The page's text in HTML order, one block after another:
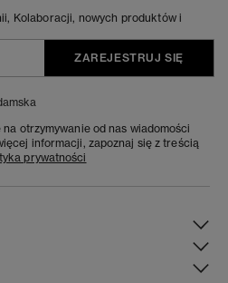
Kolaboracji, nowych produktów i
ZAREJESTRUJ SIĘ
otrzymywanie od nas wiadomości
informacji, zapoznaj się z treścią
prywatności